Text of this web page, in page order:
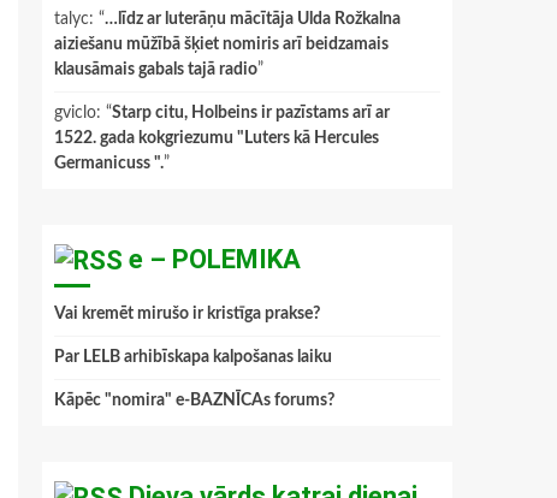
talyc: “…līdz ar luterāņu mācītāja Ulda Rožkalna
aiziešanu mūžībā šķiet nomiris arī beidzamais
klausāmais gabals tajā radio”
gviclo: “Starp citu, Holbeins ir pazīstams arī ar
1522. gada kokgriezumu "Luters kā Hercules
Germanicuss ".”
e – POLEMIKA
Vai kremēt mirušo ir kristīga prakse?
Par LELB arhibīskapa kalpošanas laiku
Kāpēc "nomira" e-BAZNĪCAs forums?